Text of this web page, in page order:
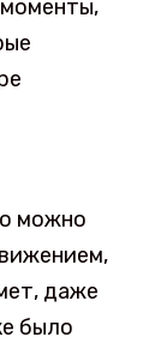
можно
даже
было